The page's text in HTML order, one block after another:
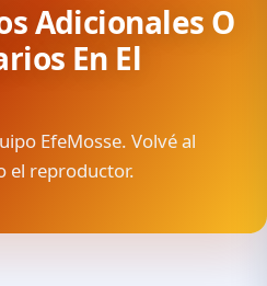
Adicionales O
En El
EfeMosse. Volvé al
el reproductor.